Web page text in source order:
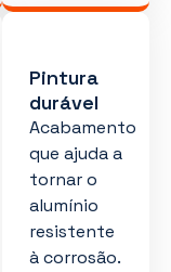
Pintura
durável
Acabamento
que ajuda a
tornar o
alumínio
resistente
à corrosão.